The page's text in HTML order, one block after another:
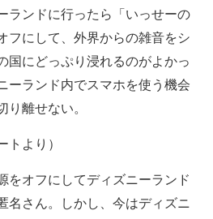
ランドに行ったら「いっせーの
フにして、外界からの雑音をシ
国にどっぷり浸れるのがよかっ
ーランド内でスマホを使う機会
り離せない。
トより）
オフにしてディズニーランド
名さん。しかし、今はディズニ